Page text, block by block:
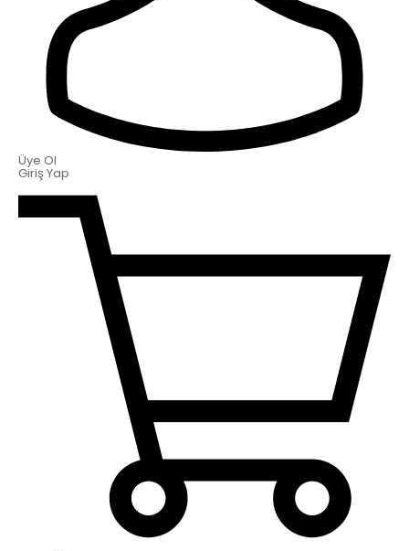
Üye Ol
Giriş Yap